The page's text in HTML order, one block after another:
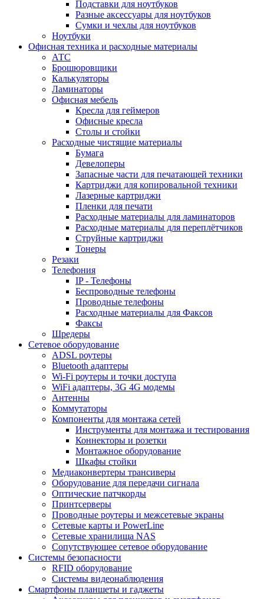
Подставки для ноутбуков
Разные аксессуары для ноутбуков
Сумки и чехлы для ноутбуков
Ноутбуки
Офисная техника и расходные материалы
АТС
Брошюровщики
Калькуляторы
Ламинаторы
Офисная мебель
Кресла для геймеров
Офисные кресла
Столы и стойки
Расходные чистящие материалы
Бумага
Девелоперы
Запасные части для печатающей техники
Картриджи для копировальной техники
Лазерные картриджи
Пленки для печати
Расходные материалы для ламинаторов
Расходные материалы для переплётчиков
Струйные картриджи
Тонеры
Резаки
Телефония
IP - Телефоны
Беспроводные телефоны
Проводные телефоны
Расходные материалы для Факсов
Факсы
Шредеры
Сетевое оборудование
ADSL роутеры
Bluetooth адаптеры
Wi-Fi роутеры и точки доступа
WiFi адаптеры, 3G 4G модемы
Антенны
Коммутаторы
Компоненты для монтажа сетей
Инструменты для монтажа и тестирования
Коннекторы и розетки
Монтажное оборудование
Шкафы стойки
Медиаконвертеры трансиверы
Оборудование для передачи сигнала
Оптические патчкорды
Принтсерверы
Проводные роутеры и межсетевые экраны
Сетевые карты и PowerLine
Сетевые хранилища NAS
Сопутствующее сетевое оборудование
Системы безопасности
RFID оборудование
Системы видеонаблюдения
Смартфоны планшеты и гаджеты